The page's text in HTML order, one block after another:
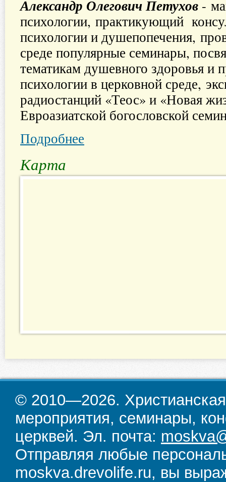
Александр Олегович Петухов -
психологии, практикующий
психологии и душепопечения,
среде популярные семинары,
тематикам душевного здоровья и
психологии в церковной среде,
радиостанций «Теос» и «Новая
Евроазиатской богословской
Подробнее
Карта
© 2010—2026.
мероприятия, семинары,
церквей. Эл. почта:
Отправляя любые
moskva.drevolife.ru, вы